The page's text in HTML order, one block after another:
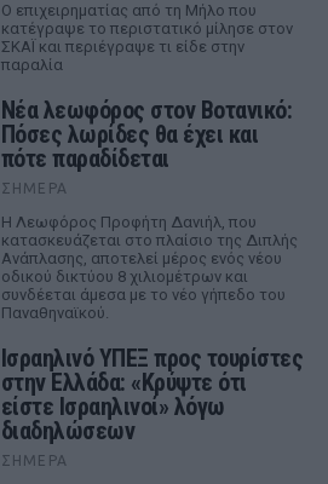
Ο επιχειρηματίας από τη Μήλο που
κατέγραψε το περιστατικό μίλησε στον
ΣΚΑΪ και περιέγραψε τι είδε στην
παραλία
Νέα λεωφόρος στον Βοτανικό:
Πόσες λωρίδες θα έχει και
πότε παραδίδεται
ΣΉΜΕΡΑ
Η Λεωφόρος Προφήτη Δανιήλ, που
κατασκευάζεται στο πλαίσιο της Διπλής
Ανάπλασης, αποτελεί μέρος ενός νέου
οδικού δικτύου 8 χιλιομέτρων και
συνδέεται άμεσα με το νέο γήπεδο του
Παναθηναϊκού.
Ισραηλινό ΥΠΕΞ προς τουρίστες
στην Ελλάδα: «Κρύψτε ότι
είστε Ισραηλινοί» λόγω
διαδηλώσεων
ΣΉΜΕΡΑ